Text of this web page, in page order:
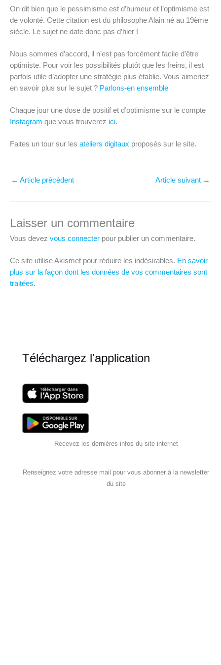
On dit bien que le pessimisme est d’humeur et l’optimisme est
de volonté. Cette citation est du philosophe Alain né au 19ème
siècle. Le sujet ne date donc pas d’hier !
Nous sommes d’accord, il n’est pas forcément facile d’être
optimiste. Pour voir les possibilités plutôt que les freins, il est
parfois utile d’adopter une stratégie plus établie. Vous aimeriez
en savoir plus sur le sujet ? Parlons-en ensemble
Chaque jour une dose de positif et d’optimisme sur le compte
Instagram que vous trouverez ici.
Faites un tour sur les ateliers digitaux proposés sur le site.
← Article précédent Article suivant →
Laisser un commentaire
Vous devez vous connecter pour publier un commentaire.
Ce site utilise Akismet pour réduire les indésirables. En savoir
plus sur la façon dont les données de vos commentaires sont
traitées.
Téléchargez l'application
Recevez les dernières infos du site internet
Renseignez votre adresse mail pour vous abonner à la newsletter
du site